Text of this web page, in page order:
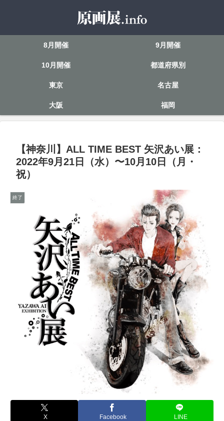
8月開催 9月開催
10月開催 都道府県別
東京 名古屋
大阪 福岡
【神奈川】ALL TIME BEST 矢沢あい展：
2022年9月21日（水）〜10月10日（月・
祝）
終了
X Facebook LINE